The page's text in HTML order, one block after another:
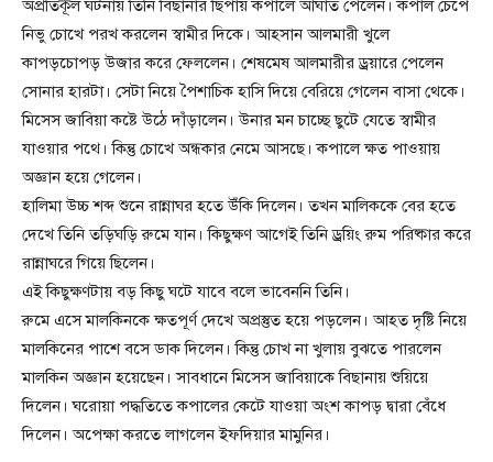
অপ্রতিকূল ঘটনায় তিনি বিছানার ছিপায় কপালে আঘাত পেলেন। কপাল চেপে
নিভু চোখে পরখ করলেন স্বামীর দিকে। আহসান আলমারী খুলে
কাপড়চোপড় উজার করে ফেললেন। শেষমেষ আলমারীর ড্রয়ারে পেলেন
সোনার হারটা। সেটা নিয়ে পৈশাচিক হাসি দিয়ে বেরিয়ে গেলেন বাসা থেকে।
মিসেস জাবিয়া কষ্টে উঠে দাঁড়ালেন। উনার মন চাচ্ছে ছুটে যেতে স্বামীর
যাওয়ার পথে। কিন্তু চোখে অন্ধকার নেমে আসছে। কপালে ক্ষত পাওয়ায়
অজ্ঞান হয়ে গেলেন।
হালিমা উচ্চ শব্দ শুনে রান্নাঘর হতে উঁকি দিলেন। তখন মালিককে বের হতে
দেখে তিনি তড়িঘড়ি রুমে যান। কিছুক্ষণ আগেই তিনি ড্রয়িং রুম পরিষ্কার করে
রান্নাঘরে গিয়ে ছিলেন।
এই কিছুক্ষণটায় বড় কিছু ঘটে যাবে বলে ভাবেননি তিনি।
রুমে এসে মালকিনকে ক্ষতপূর্ণ দেখে অপ্রস্তুত হয়ে পড়লেন। আহত দৃষ্টি নিয়ে
মালকিনের পাশে বসে ডাক দিলেন। কিন্তু চোখ না খুলায় বুঝতে পারলেন
মালকিন অজ্ঞান হয়েছেন। সাবধানে মিসেস জাবিয়াকে বিছানায় শুয়িয়ে
দিলেন। ঘরোয়া পদ্ধতিতে কপালের কেটে যাওয়া অংশ কাপড় দ্বারা বেঁধে
দিলেন। অপেক্ষা করতে লাগলেন ইফদিয়ার মামুনির।